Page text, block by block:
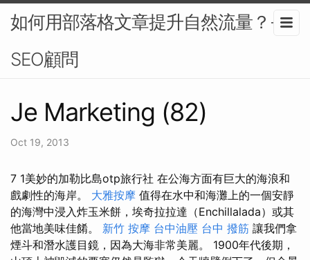
如何用部落格文章提升自然流量？-
SEO顧問
Je Marketing (82)
Oct 19, 2013
7 1美妙的加勒比島otp旅行社 在公海方面有巨大的海浪和
戲劇性的海岸。 大雅按摩 值得在水中和海灘上的一個安靜
的海灣中浸入炸玉米餅，埃奇拉拉達（Enchillalada）或其
他當地美味佳餚。 新竹 按摩 台中油壓 台中 撥筋 讓我們拿
煙斗和潛水護目鏡，因為大海非常美麗。 1900年代後期，